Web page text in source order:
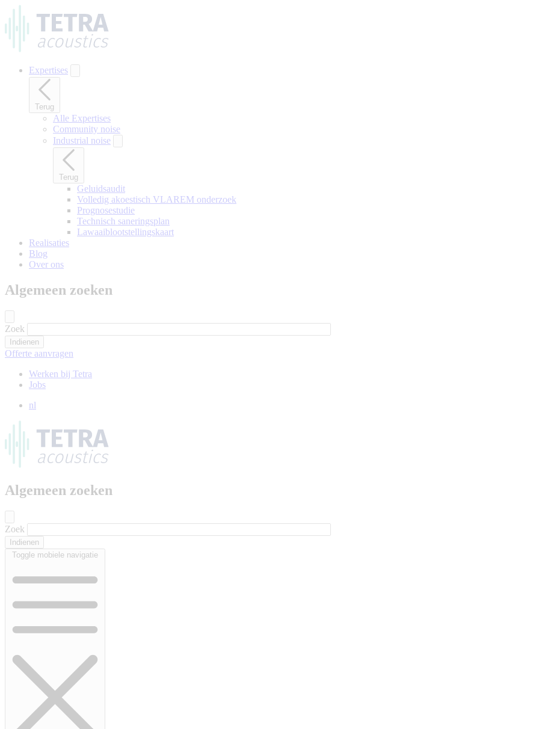
Naar
hoofdinhoud
gaan
Expertises
Terug
Alle Expertises
Community noise
Industrial noise
Terug
Geluidsaudit
Volledig akoestisch VLAREM onderzoek
Prognosestudie
Technisch saneringsplan
Lawaaiblootstellingskaart
Realisaties
Blog
Over ons
Algemeen zoeken
Zoek
Offerte aanvragen
Werken bij Tetra
Jobs
nl
Algemeen zoeken
Zoek
Toggle mobiele navigatie